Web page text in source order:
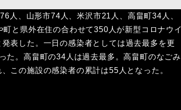
人、山形市74人、米沢市21人、高畠町34人、
と県外在住の合わせて350人が新型コロナウイ
表した。一日の感染者としては過去最多を更
た。高畠町の34人は過去最多。高畠町のなごみ
この施設の感染者の累計は55人となった。